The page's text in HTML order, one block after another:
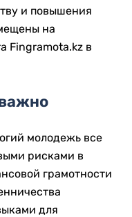
и повышения
на
Fingramota.kz в
молодежь все
рисками в
грамотности
для